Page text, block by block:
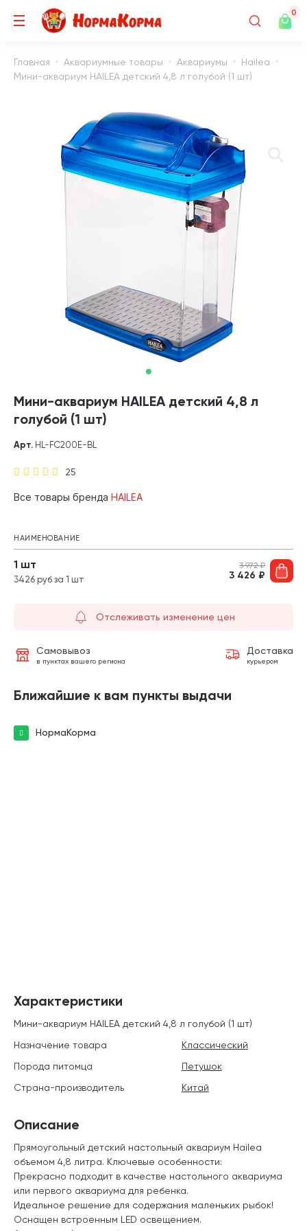
0
Главная Аквариумные товары Аквариумы
Hailea
Мини-аквариум HAILEA детский 4,8 л голубой (1 шт)
Мини-аквариум HAILEA детский 4,8 л
голубой (1 шт)
25
Арт. HL-FC200E-BL
Все товары бренда HAILEA
НАИМЕНОВАНИЕ
1 шт
3426 руб за 1 шт
3 972₽
3 426 ₽
Отслеживать изменение цен
Самовывоз
в пунктах вашего региона
Доставка
курьером
Ближайшие к вам пункты выдачи
НормаКорма
Описание
Прямоугольный детский настольный аквариум Hailea
объемом 4,8 литра. Ключевые особенности:
Прекрасно подходит в качестве настольного аквариума
или первого аквариума для ребенка.
Идеальное решение для содержания маленьких рыбок!
Оснащен встроенным LED освещением.
Характеристики
Мини-аквариум HAILEA детский 4,8 л голубой (1 шт)
Назначение товара
Классический
Порода питомца
Петушок
Страна-производитель
Китай